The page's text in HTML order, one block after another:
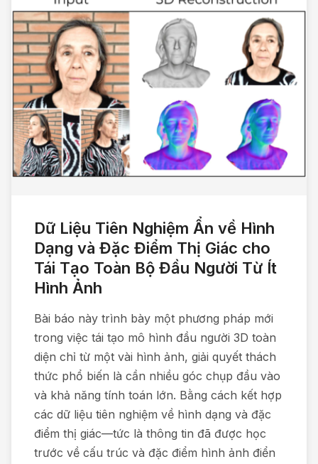
Dữ Liệu Tiên Nghiệm Ẩn về Hình
Dạng và Đặc Điểm Thị Giác cho
Tái Tạo Toàn Bộ Đầu Người Từ Ít
Hình Ảnh
Bài báo này trình bày một phương pháp mới
trong việc tái tạo mô hình đầu người 3D toàn
diện chỉ từ một vài hình ảnh, giải quyết thách
thức phổ biến là cần nhiều góc chụp đầu vào
và khả năng tính toán lớn. Bằng cách kết hợp
các dữ liệu tiên nghiệm về hình dạng và đặc
điểm thị giác—tức là thông tin đã được học
trước về cấu trúc và đặc điểm hình ảnh điển